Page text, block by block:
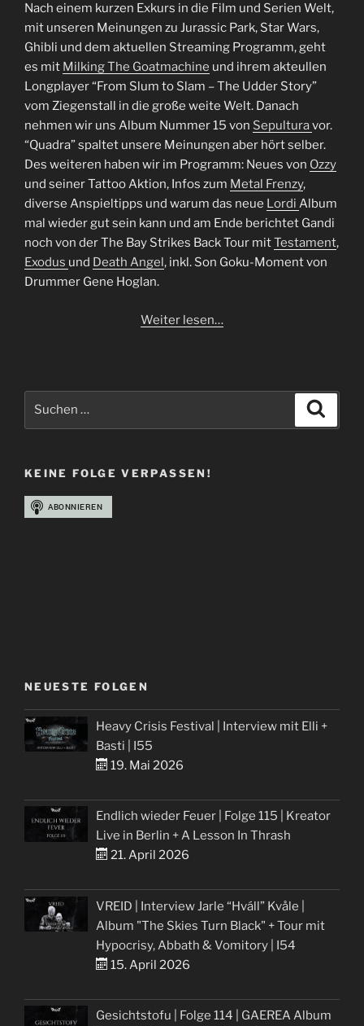
Nach einem kurzen Exkurs in die Film und Serien Welt,
mit unseren Meinungen zu Jurassic Park, Star Wars,
Ghibli und dem aktuellen Streaming Programm, geht
es mit Milking The Goatmachine und ihrem akteullen
Longplayer “From Slum to Slam – The Udder Story”
vom Ziegenstall in die große weite Welt. Danach
nehmen wir uns Album Nummer 15 von Sepulturavor.
“Quadra” spaltet unsere Meinungen aber hört selber.
Des weiteren haben wir im Programm: Neues von Ozzy
und seiner Tattoo Aktion, Infos zum Metal Frenzy,
diverse Anspieltipps und warum das neue Lordi Album
mal wieder gut sein kann und am Ende berichtet Gandi
noch von der The Bay Strikes Back Tour mitTestament,
Exodus und Death Angel , inkl. Son Goku-Moment von
Drummer Gene Hoglan.
Weiter lesen…
KEINE FOLGE VERPASSEN!
NEUESTE FOLGEN
Heavy Crisis Festival | Interview mit Elli +
Basti | I55
19. Mai 2026
Endlich wieder Feuer | Folge 115 | Kreator
Live in Berlin + A Lesson In Thrash
21. April 2026
VREID | Interview Jarle “Hváll” Kvåle |
Album "The Skies Turn Black" + Tour mit
Hypocrisy, Abbath & Vomitory | I54
15. April 2026
Gesichtstofu | Folge 114 | GAEREA Album